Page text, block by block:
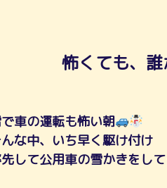
怖くても、
車の運転も怖い朝
な中、いち早く駆け付け
して公用車の雪かきをし